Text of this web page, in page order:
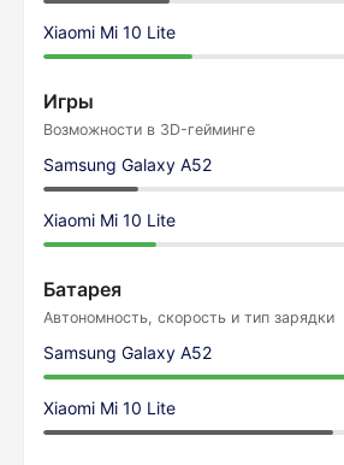
Xiaomi Mi 10 Lite
Игры
Возможности в 3D-гейминге
Samsung Galaxy A52
Xiaomi Mi 10 Lite
Батарея
Автономность, скорость и тип зарядки
Samsung Galaxy A52
Xiaomi Mi 10 Lite